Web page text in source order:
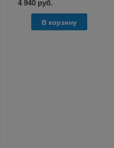
4 940 руб.
В корзину